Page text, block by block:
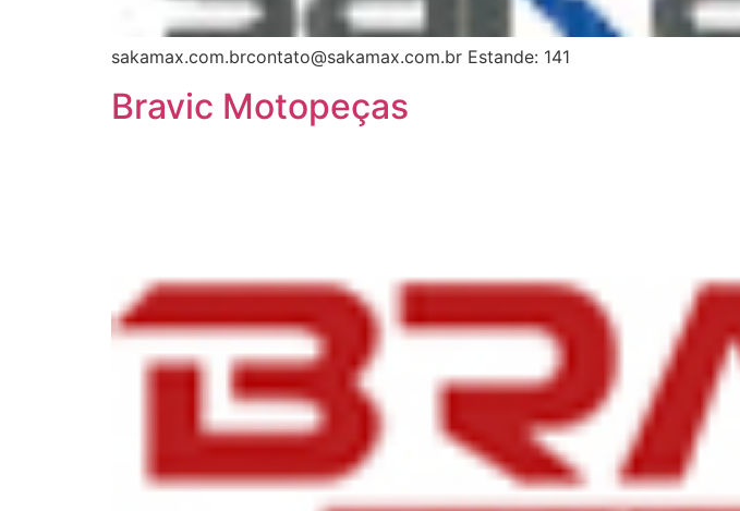
sakamax.com.brcontato@sakamax.com.br Estande: 141
Bravic Motopeças